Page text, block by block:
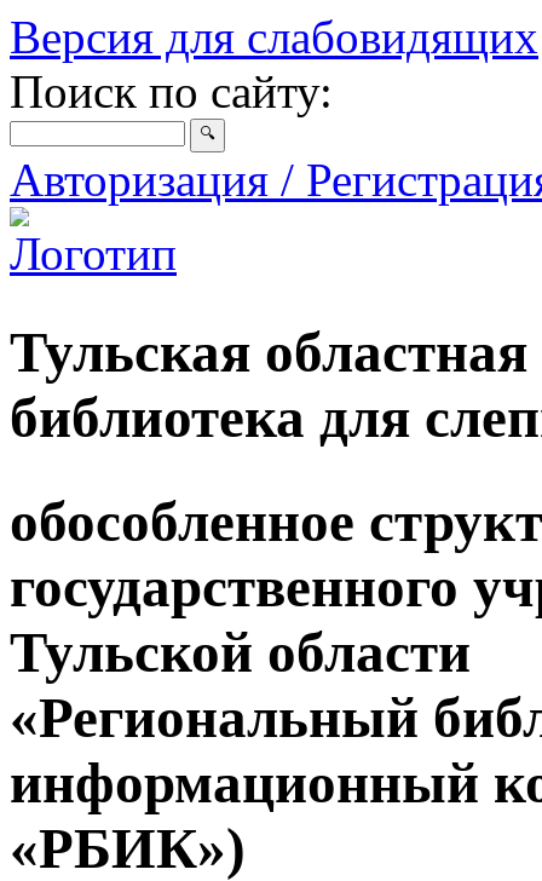
Версия для слабовидящих
Поиск по сайту:
Авторизация /
Тульская
библиотека для
обособленное
государственного
Тульской области
«Региональный
информационный
«РБИК»)